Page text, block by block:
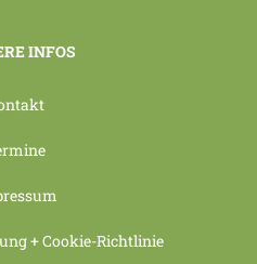
INFOS
+ Cookie-Richtlinie